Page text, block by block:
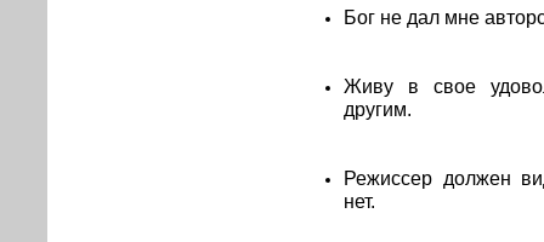
Бог не дал мне
Живу в свое
другим.
Режиссер должен
нет.